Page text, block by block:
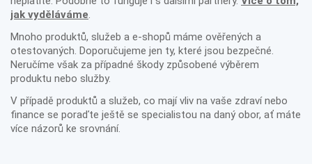
jak vyděláváme.
Mnoho produktů, služeb a e-shopů máme ověřených a
otestovaných. Doporučujeme jen ty, které jsou bezpečné.
Neručíme však za případné škody způsobené výběrem
produktu nebo služby.
V případě produktů a služeb, co mají vliv na vaše zdraví nebo
finance se poraďte ještě se specialistou na daný obor, ať máte
více názorů ke srovnání.